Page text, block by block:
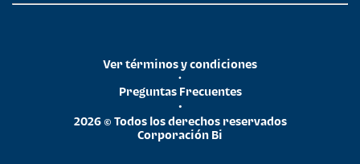
2026 © Todos los derechos reservados
Corporación Bi
•
Preguntas Frecuentes
•
Ver términos y condiciones